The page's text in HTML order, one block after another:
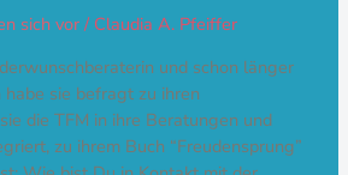
sich vor / Claudia A. Pfeiffer
und schon länger
sie befragt zu ihren
die TFM in ihre Beratungen und
zu ihrem Buch “Freudensprung”